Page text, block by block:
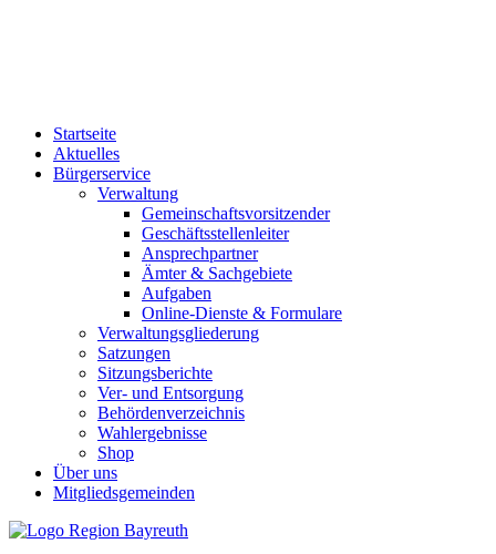
Startseite
Aktuelles
Bürgerservice
Verwaltung
Gemeinschaftsvorsitzender
Geschäftsstellenleiter
Ansprechpartner
Ämter & Sachgebiete
Aufgaben
Online-Dienste & Formulare
Verwaltungsgliederung
Satzungen
Sitzungsberichte
Ver- und Entsorgung
Behördenverzeichnis
Wahlergebnisse
Shop
Über uns
Mitgliedsgemeinden